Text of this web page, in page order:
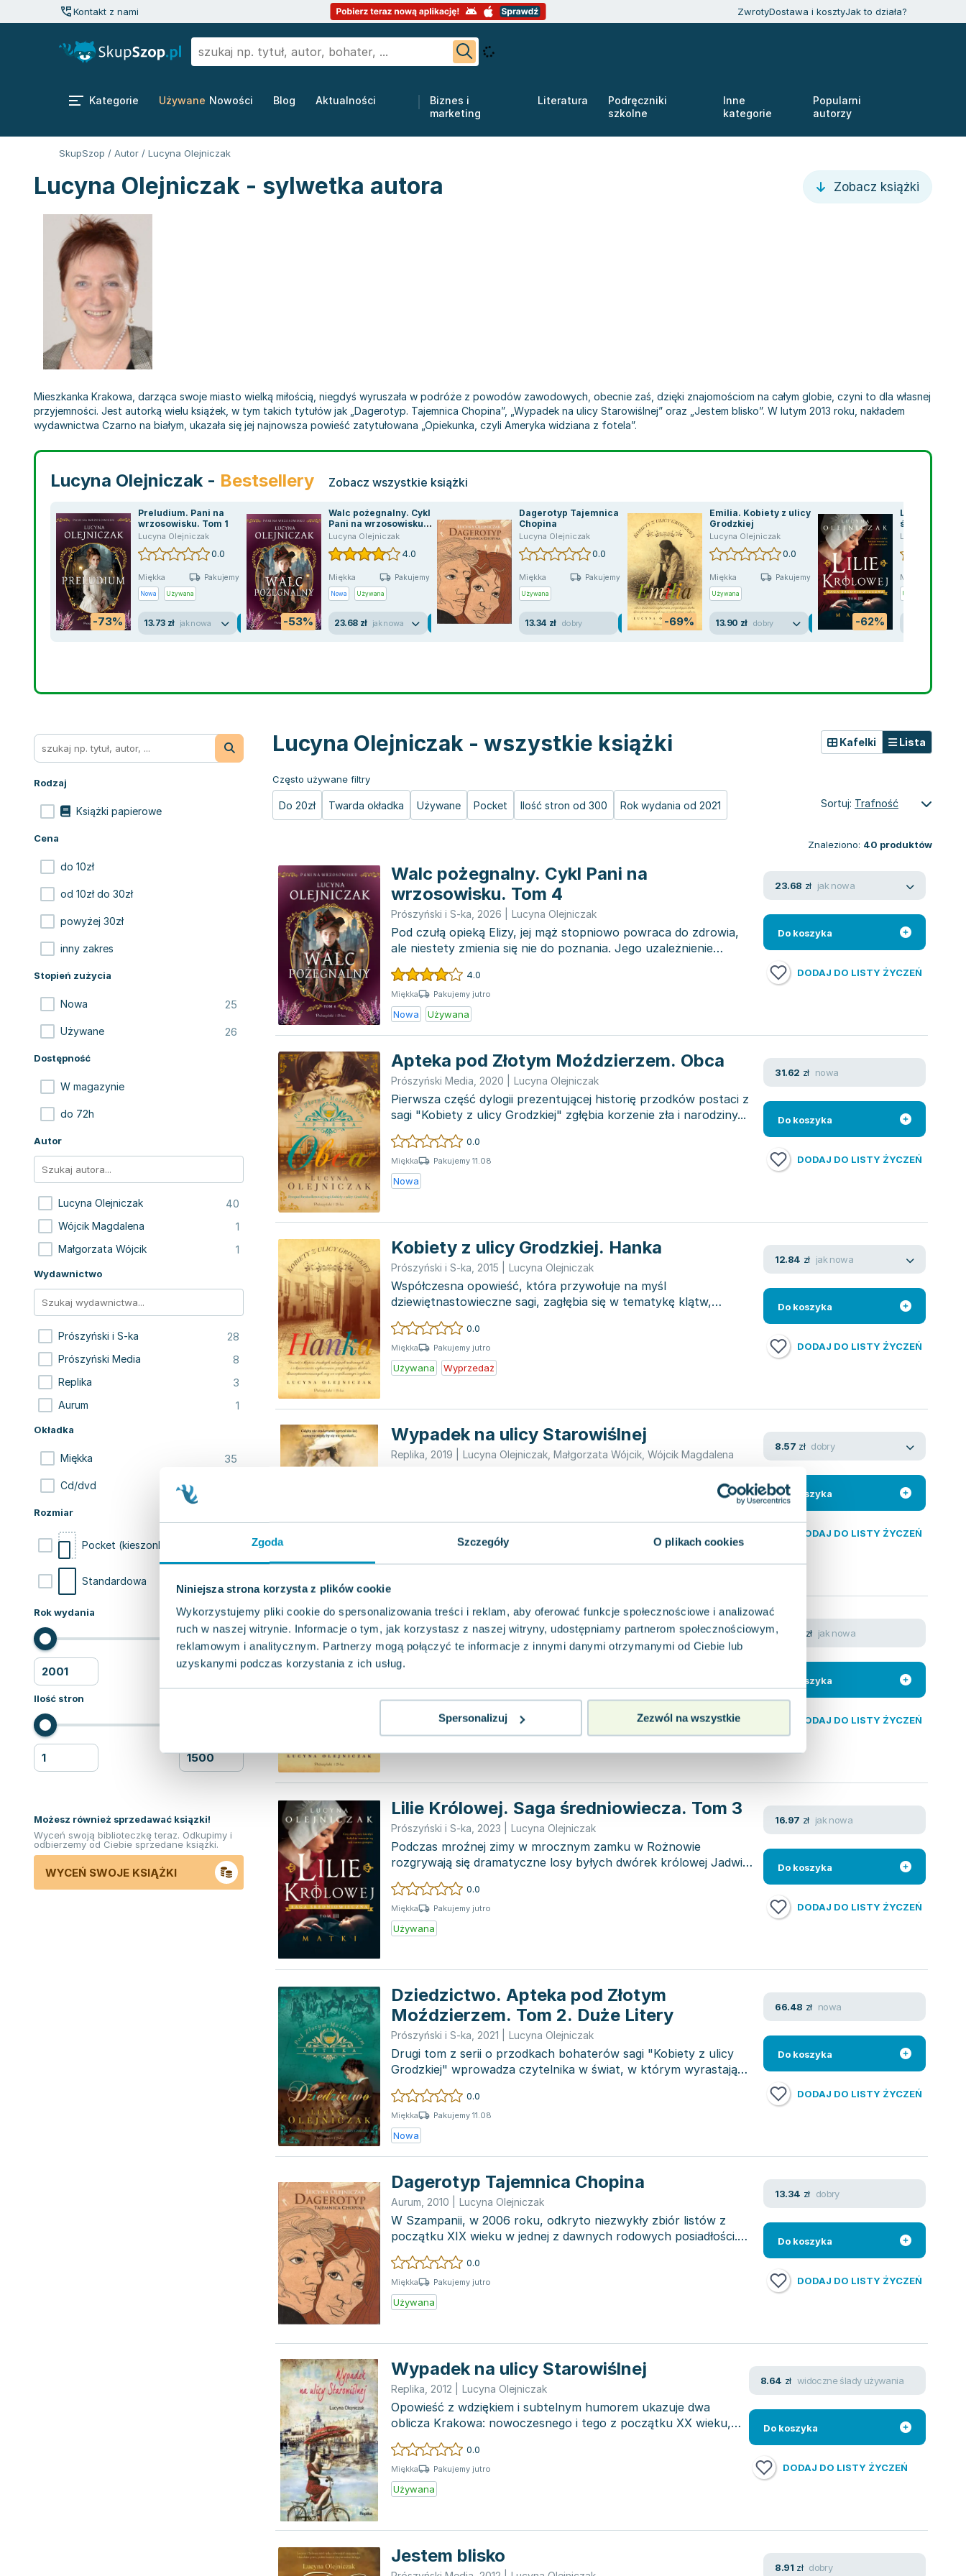
Zgoda Szczegóły O plikach cookies
Niniejsza strona korzysta z plików cookie
Wykorzystujemy pliki cookie do spersonalizowania treści i reklam, aby oferować funkcje społecznościowe i analizować
ruch w naszej witrynie. Informacje o tym, jak korzystasz z naszej witryny, udostępniamy partnerom społecznościowym,
reklamowym i analitycznym. Partnerzy mogą połączyć te informacje z innymi danymi otrzymanymi od Ciebie lub
uzyskanymi podczas korzystania z ich usług.
Spersonalizuj Zezwól na wszystkie
Kontakt z nami ZwrotyDostawa i kosztyJak to działa?
Kategorie Używane Nowości Blog Aktualności
Biznes i
marketing
Literatura
Podręczniki
szkolne
Inne
kategorie
Popularni
autorzy
SkupSzop / Autor / Lucyna Olejniczak
Lucyna Olejniczak - sylwetka autora Zobacz książki
Mieszkanka Krakowa, darząca swoje miasto wielką miłością, niegdyś wyruszała w podróże z powodów zawodowych, obecnie zaś, dzięki znajomościom na całym globie, czyni to dla własnej
przyjemności. Jest autorką wielu książek, w tym takich tytułów jak „Dagerotyp. Tajemnica Chopina”, „Wypadek na ulicy Starowiślnej” oraz „Jestem blisko”. W lutym 2013 roku, nakładem
wydawnictwa Czarno na białym, ukazała się jej najnowsza powieść zatytułowana „Opiekunka, czyli Ameryka widziana z fotela”.
Lucyna Olejniczak - Bestsellery Zobacz wszystkie książki
-73%
Preludium. Pani na
wrzosowisku. Tom 1
Lucyna Olejniczak
0.0
Miękka Pakujemy jutro
Nowa Używana
13.73 zł jak nowa -53%
Walc pożegnalny. Cykl
Pani na wrzosowisku.
Tom 4
Lucyna Olejniczak
4.0
Miękka Pakujemy jutro
Nowa Używana
23.68 zł jak nowa
Dagerotyp Tajemnica
Chopina
Lucyna Olejniczak
0.0
Miękka Pakujemy jutro
Używana
13.34 zł dobry -69%
Emilia. Kobiety z ulicy
Grodzkiej
Lucyna Olejniczak
0.0
Miękka Pakujemy jutro
Używana
13.90 zł dobry -62%
Lilie Królowej.
Lucyna
Miękka
Rodzaj
Książki papierowe
Cena
do 10zł
od 10zł do 30zł
powyżej 30zł
inny zakres
Stopień zużycia
Nowa 25
Używane 26
Dostępność
W magazynie
do 72h
Autor
Lucyna Olejniczak 40
Wójcik Magdalena 1
Małgorzata Wójcik 1
Wydawnictwo
Prószyński i S-ka 28
Prószyński Media 8
Replika 3
Aurum 1
Okładka
Miękka 35
Cd/dvd
Rozmiar
Pocket (kieszonkowa)
Standardowa
Rok wydania
Ilość stron
Możesz również sprzedawać ksiązki!
Wyceń swoją biblioteczkę teraz. Odkupimy i
odbierzemy od Ciebie sprzedane książki.
WYCEŃ SWOJE KSIĄŻKI
Lucyna Olejniczak - wszystkie książki
Często używane filtry
Do 20zł Twarda okładka Używane Pocket Ilość stron od 300 Rok wydania od 2021
Kafelki Lista
Sortuj: Trafność
Znaleziono: 40 produktów
Walc pożegnalny. Cykl Pani na
wrzosowisku. Tom 4
Prószyński i S-ka 2026 Lucyna Olejniczak
Pod czułą opieką Elizy, jej mąż stopniowo powraca do zdrowia,
ale niestety zmienia się nie do poznania. Jego uzależnienie
powoduje...
4.0
Miękka Pakujemy jutro
Nowa Używana
23.68 zł jak nowa
Do koszyka
DODAJ DO LISTY ŻYCZEŃ
Apteka pod Złotym Moździerzem. Obca
Prószyński Media 2020 Lucyna Olejniczak
Pierwsza część dylogii prezentującej historię przodków postaci z
sagi "Kobiety z ulicy Grodzkiej" zgłębia korzenie zła i narodziny...
0.0
Miękka Pakujemy 11.08
Nowa
31.62 zł nowa
Do koszyka
DODAJ DO LISTY ŻYCZEŃ
Kobiety z ulicy Grodzkiej. Hanka
Prószyński i S-ka 2015 Lucyna Olejniczak
Współczesna opowieść, która przywołuje na myśl
dziewiętnastowieczne sagi, zagłębia się w tematykę klątw,
skomplikowanych więzi rod...
0.0
Miękka Pakujemy jutro
Używana Wyprzedaż
12.84 zł jak nowa
Do koszyka
DODAJ DO LISTY ŻYCZEŃ
Wypadek na ulicy Starowiślnej
Replika 2019 Lucyna Olejniczak Małgorzata Wójcik Wójcik Magdalena
Krakowa: współczesne oraz to z początku XX wieku, kiedy gród
8.57 zł dobry
Do koszyka
DODAJ DO LISTY ŻYCZEŃ
Wiktoria. Kobiety z ulicy Grodzkiej
Prószyński i S-ka,2015 | Lucyna Olejniczak
Kontynuacja historii rodziny Franciszka Bernata koncentruje się
Wi...
0.0
Pakujemy jutro
22.50 zł jak nowa
Do koszyka
DODAJ DO LISTY ŻYCZEŃ
Lilie Królowej. Saga średniowiecza. Tom 3
Prószyński i S-ka 2023 Lucyna Olejniczak
Podczas mroźnej zimy w mrocznym zamku w Rożnowie
rozgrywają się dramatyczne losy byłych dwórek królowej Jadwigi.
Kilka lat później...
0.0
Miękka Pakujemy jutro
Używana
16.97 zł jak nowa
Do koszyka
DODAJ DO LISTY ŻYCZEŃ
Dziedzictwo. Apteka pod Złotym
Moździerzem. Tom 2. Duże Litery
Prószyński i S-ka 2021 Lucyna Olejniczak
Drugi tom z serii o przodkach bohaterów sagi "Kobiety z ulicy
Grodzkiej" wprowadza czytelnika w świat, w którym wyrastają
korzenie...
0.0
Miękka Pakujemy 11.08
Nowa
66.48 zł nowa
Do koszyka
DODAJ DO LISTY ŻYCZEŃ
Dagerotyp Tajemnica Chopina
Aurum 2010 Lucyna Olejniczak
W Szampanii, w 2006 roku, odkryto niezwykły zbiór listów z
początku XIX wieku w jednej z dawnych rodowych posiadłości.
Autorką tyc...
0.0
Miękka Pakujemy jutro
Używana
13.34 zł dobry
Do koszyka
DODAJ DO LISTY ŻYCZEŃ
Wypadek na ulicy Starowiślnej
Replika 2012 Lucyna Olejniczak
Opowieść z wdziękiem i subtelnym humorem ukazuje dwa
oblicza Krakowa: nowoczesnego i tego z początku XX wieku,
kiedy to pośród waw...
0.0
Miękka Pakujemy jutro
Używana
8.64 zł widoczne ślady używania
Do koszyka
DODAJ DO LISTY ŻYCZEŃ
Jestem blisko
8.91 zł dobry